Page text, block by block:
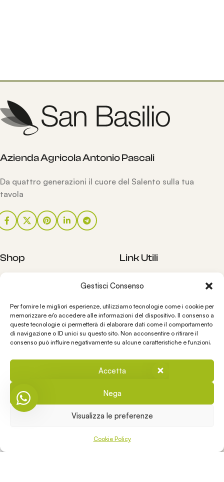
Gestisci Consenso
Per fornire le migliori esperienze, utilizziamo tecnologie come i cookie per
memorizzare e/o accedere alle informazioni del dispositivo. Il consenso a
queste tecnologie ci permetterà di elaborare dati come il comportamento
di navigazione o ID unici su questo sito. Non acconsentire o ritirare il
consenso può influire negativamente su alcune caratteristiche e funzioni.
Accetta
Nega
Visualizza le preferenze
Cookie Policy
Azienda Agricola Antonio Pascali
Da quattro generazioni il cuore del Salento sulla tua
tavola
Shop
Bomboniere
Link Utili
Contatti
Chi siamo
Spedizioni e Resi
Condizioni di vendita
Privacy Policy
Contatti
info@oliosanbasilio.it
Via Lecce 128, Vernole – LE 73029 ITALIA
Il nostro staff è a completa
disposizione!
👋 Ciao, come posso aiutarti?